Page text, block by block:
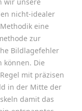
nicht-idealer
eine
zur
Bildlagefehler
Die
mit präzisen
in der Mitte der
damit das